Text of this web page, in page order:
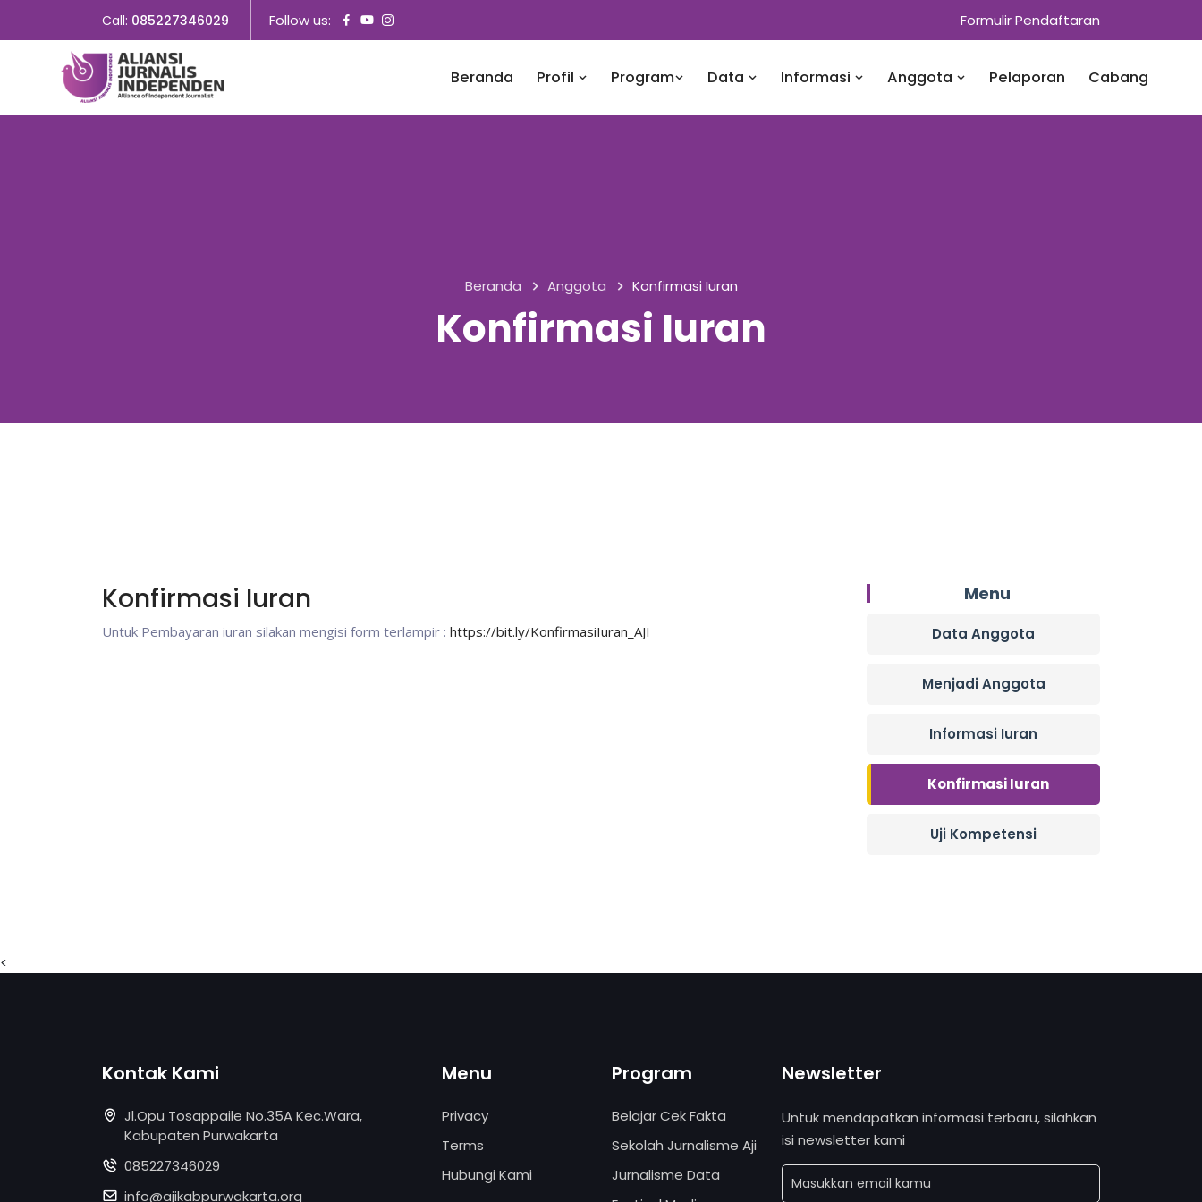
Call: 085227346029 Follow us: Formulir Pendaftaran
Beranda Profil Program Data Informasi Anggota Pelaporan Cabang
Beranda Anggota Konfirmasi Iuran
Konfirmasi Iuran
Konfirmasi Iuran
Untuk Pembayaran iuran silakan mengisi form terlampir : https://bit.ly/KonfirmasiIuran_AJI
Menu
Data Anggota
Menjadi Anggota
Informasi Iuran
Konfirmasi Iuran
Uji Kompetensi
<
Kontak Kami
Jl.Opu Tosappaile No.35A Kec.Wara,
Kabupaten Purwakarta
085227346029
info@ajikabpurwakarta.org
Menu
Privacy
Terms
Hubungi Kami
Program
Belajar Cek Fakta
Sekolah Jurnalisme Aji
Jurnalisme Data
Newsletter
Untuk mendapatkan informasi terbaru, silahkan
isi newsletter kami